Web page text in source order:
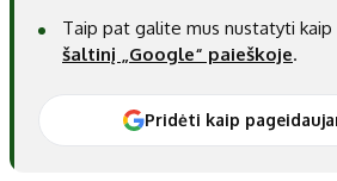
Taip pat galite mus nustatyti kaip
šaltinį „Google“ paieškoje.
Pridėti kaip